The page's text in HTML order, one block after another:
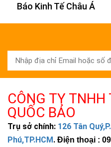
Hình ảnh thực tế sản
Báo Kinh Tế Châu Á
CÔNG TY
QUỐC BẢO
Trụ sở chính: 126 Tân
Phú,TP.HCM. Điện thoại :